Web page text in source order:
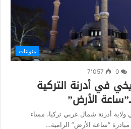
منوعات
7٬057
في أدرنة التركية
الأرض”
ولاية أدرنة شمال غربي تركيا، مساء
“ساعة الأرض” الرامية…